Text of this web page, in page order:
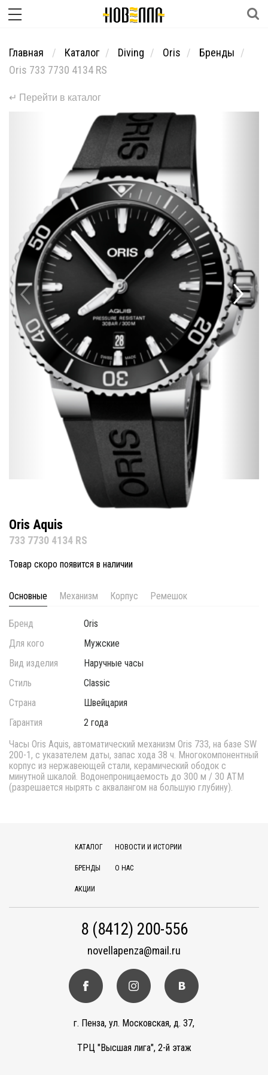
Главная Каталог Diving Oris
Бренды
Oris 733 7730 4134 RS
↵ Перейти в каталог
Oris Aquis
733 7730 4134 RS
Товар скоро появится в наличии
Основные Механизм Корпус Ремешок
Бренд
Oris
Для кого
Мужские
Вид изделия
Наручные часы
Стиль
Classic
Страна
Швейцария
Гарантия
2 года
Часы Oris Aquis, автоматический механизм Oris 733, на базе SW
200-1, с указателем даты, запас хода 38 ч. Многокомпонентный
корпус из нержавеющей стали, керамический ободок с
минутной шкалой. Водонепроницаемость до 300 м / 30 АТМ
(разрешается нырять с аквалангом на большую глубину).
КАТАЛОГ
БРЕНДЫ
АКЦИИ
НОВОСТИ И ИСТОРИИ
О НАС
8 (8412) 200-556
novellapenza@mail.ru
г. Пенза, ул. Московская, д. 37,
ТРЦ "Высшая лига", 2-й этаж